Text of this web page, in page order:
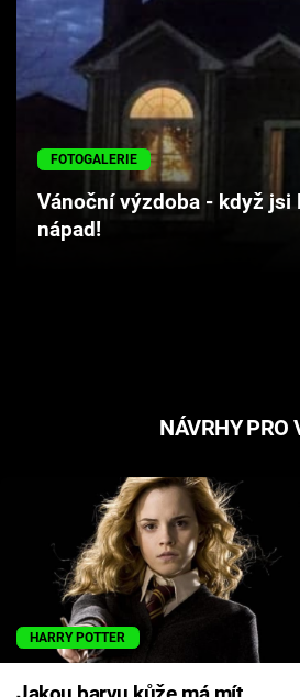
Filmy
Seriály
Cool Esport
Pořady
FOTOGALERIE
Vánoční výzdoba - když jsi
nápad!
NÁVRHY PRO
HARRY POTTER